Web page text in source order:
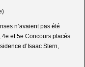
n’avaient pas été
et 5e Concours placés
d’Isaac Stern,